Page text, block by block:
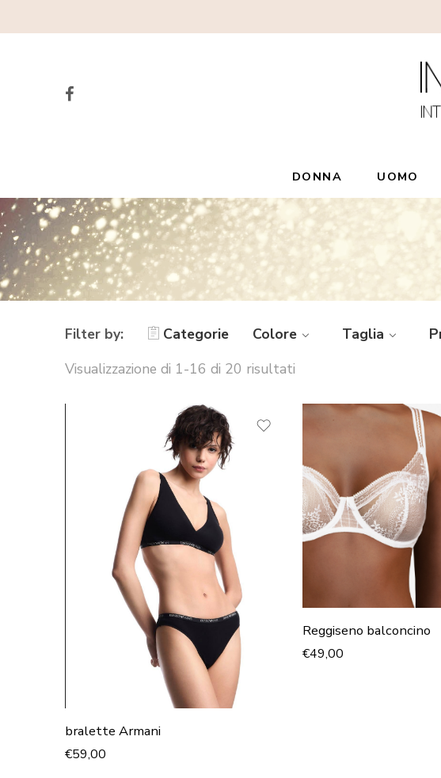
DONNA UOMO
Filter by: Categorie Colore Taglia
Visualizzazione di 1-16 di 20 risultati
bralette Armani
€59,00
Reggiseno balconcino
€49,00